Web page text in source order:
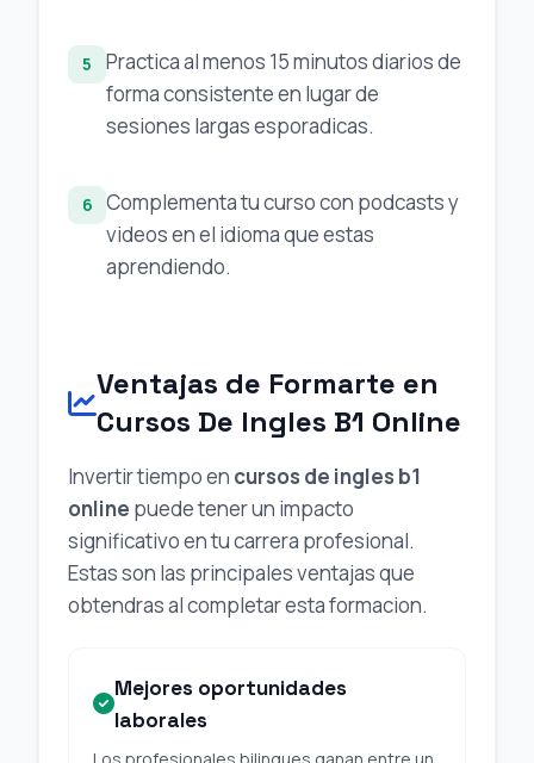
5
Practica al menos 15 minutos diarios de
forma consistente en lugar de
sesiones largas esporadicas.
6
Complementa tu curso con podcasts y
videos en el idioma que estas
aprendiendo.
Ventajas de Formarte en
Cursos De Ingles B1 Online
Invertir tiempo en cursos de ingles b1
online puede tener un impacto
significativo en tu carrera profesional.
Estas son las principales ventajas que
obtendras al completar esta formacion.
Mejores oportunidades
laborales
Los profesionales bilingues ganan entre un